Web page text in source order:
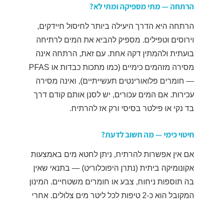
הרתחה — מתי מספיקה ומתי לא?
הרתחה היא הדרך היעילה ביותר לחיסול חיידקים,
וירוסים וטפילים. מספיק להביא את המים לרתיחה
בועתית ולהמתין דקה אחת. עם זאת, הרתחה אינה
מסירה מזהמים כימיים (כמו מתכות כבדות או PFAS
— חומרים פלואורינטים תעשייתיים), ואינה מסירה
עכירות. אם המים עכורים, יש לסנן אותם קודם דרך
בד נקי או פילטר בסיסי ורק אז להרתיח.
חיטוי כימי — מה חשוב לדעת?
אם אין אפשרות להרתיח, ניתן לחטא מים באמצעות
אקונומיקה ביתית (נתרן היפוכלוריט) — בתנאי שאין
בה תוספות ניחוח, צבע או חומרים משטחיים. המינון
המקובל הוא כ-2 טיפות לכל ליטר מים צלולים. אחרי